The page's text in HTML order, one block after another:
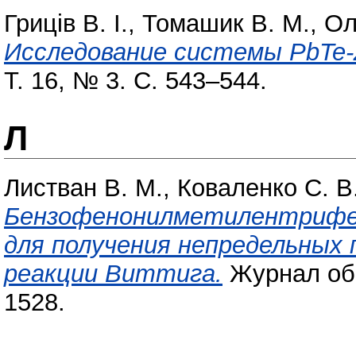
Гриців В. І., Томашик В. М.,
Исследование системы
Т. 16, № 3. С. 543–544.
Л
Листван В. М., Коваленко С.
для получения
реакции Виттига. Журнал
1528.